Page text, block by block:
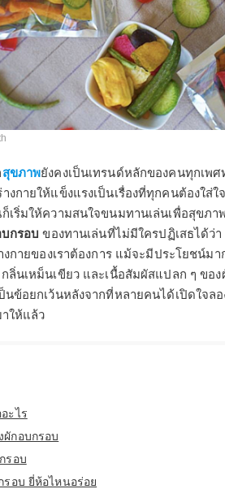
สุขภาพยังคงเป็นเทรนด์หลักของคนทุกเพ
งกายให้แข็งแรงเป็นเรื่องที่ทุกคนต้องใ
เริ่มให้ความสนใจขนมทานเล่นเพื่อสุข
กรอบ ของทานเล่นที่ไม่มีใครปฏิเสธได้ว่
งกายของเราต้องการ แม้จะมีประโยชน์
ลิ่นเหม็นเขียว และเนื้อสัมผัสแปลก ๆ ขอ
นข้อยกเว้นหลังจากที่หลายคนได้เปิดใจ
ให้แล้ว
ะไร
กอบกรอบ
รอบ
รอบ ยี่ห้อไหนอร่อย